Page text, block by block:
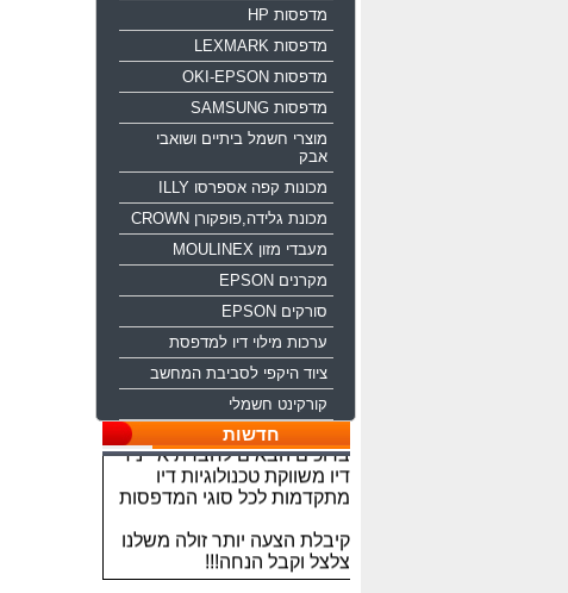
מדפסות HP
מדפסות LEXMARK
מדפסות OKI-EPSON
מדפסות SAMSUNG
מוצרי חשמל ביתיים ושואבי
אבק
מכונות קפה אספרסו ILLY
מכונת גלידה,פופקורן CROWN
מעבדי מזון MOULINEX
מקרנים EPSON
סורקים EPSON
ערכות מילוי דיו למדפסת
ציוד היקפי לסביבת המחשב
קורקינט חשמלי
חדשות
ברוכים הבאים לחברת איי ניד
דיו משווקת טכנולוגיות דיו
מתקדמות לכל סוגי המדפסות
צלצל וקבל הנחה!!!
מתחייבים להיות הכי זולים